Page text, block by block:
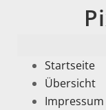
Startseite
Übersicht
Impressum